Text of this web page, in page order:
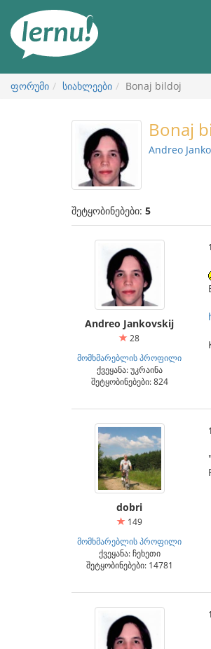
ნახვა
ფორუმი სიახლეები Bonaj bildoj
Bonaj
Andreo
შეტყობინებები: 5
Andreo Jankovskij
28
მომხმარებლის პროფილი
ქვეყანა: უკრაინა
შეტყობინებები: 824
dobri
149
მომხმარებლის პროფილი
ქვეყანა: ჩეხეთი
შეტყობინებები: 14781